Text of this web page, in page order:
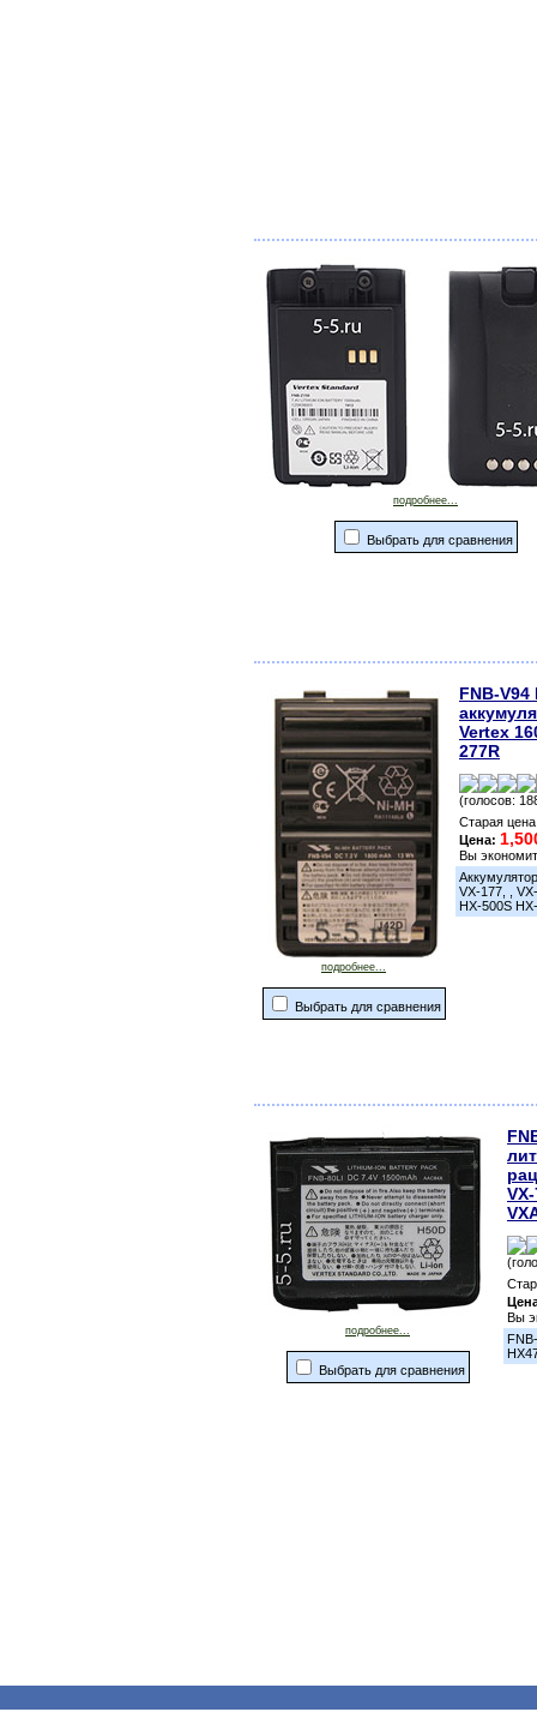
подробнее...
Выбрать для сравнения
подробнее...
Выбрать для сравнения
FNB-
Vertex
277R
(голосов:
Старая
Цена:
Вы
VX-177, ,
HX-500S
подробнее...
Выбрать для сравнения
Вы